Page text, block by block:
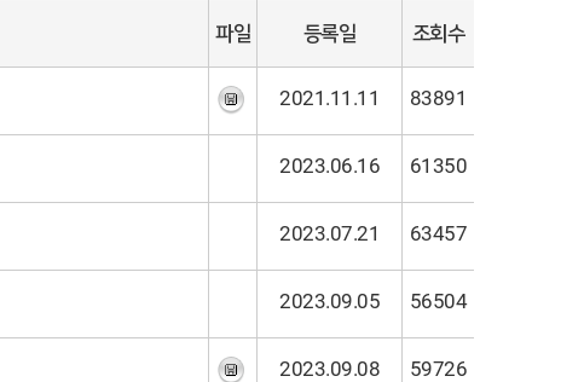
파일 등록일 조회수
2021.11.11 83891
2023.06.16 61350
2023.07.21 63457
2023.09.05 56504
2023.09.08 59726